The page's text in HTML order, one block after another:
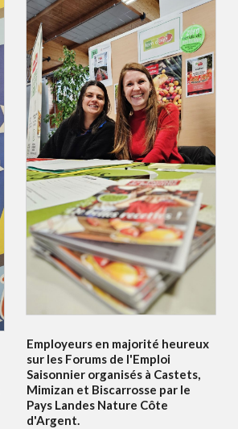
Employeurs en majorité heureux
sur les Forums de l'Emploi
Saisonnier organisés à Castets,
Mimizan et Biscarrosse par le
Pays Landes Nature Côte
d'Argent.